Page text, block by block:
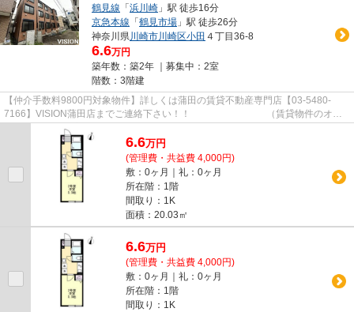
鶴見線 「浜川崎 」駅 徒歩16分
京急本線 「鶴見市場 」駅 徒歩26分
神奈川県川崎市川崎区小田 ４丁目36-8
6.6万円
築年数：築2年 ｜募集中： 2室
階数：3階建
【仲介手数料9800円対象物件】詳しくは蒲田の賃貸不動産専門店【03-5480-
7166】VISION蒲田店までご連絡下さい！！ （賃貸物件のオス
スメポイント） 宅配ボックス ネッ...
6.6万円
(管理費・共益費 4,000円)
敷：0ヶ月｜礼：0ヶ月
所在階：1階
間取り：1K
面積：20.03㎡
6.6万円
(管理費・共益費 4,000円)
敷：0ヶ月｜礼：0ヶ月
所在階：1階
間取り：1K